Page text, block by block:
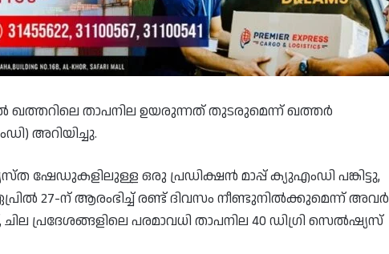
ഖത്തറിലെ താപനില ഉയരുന്നത് തുടരുമെന്ന് ഖത്തർ
അറിയിച്ചു.
ഷേഡുകളിലുള്ള ഒരു പ്രഡിക്ഷൻ മാപ്പ് ക്യുഎംഡി പങ്കിട്ടു,
27-ന് ആരംഭിച്ച് രണ്ട് ദിവസം നീണ്ടുനിൽക്കുമെന്ന് അവർ
പ്രദേശങ്ങളിലെ പരമാവധി താപനില 40 ഡിഗ്രി സെൽഷ്യസ്